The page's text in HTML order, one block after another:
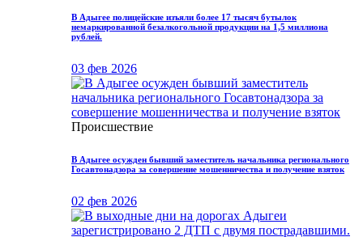
В Адыгее полицейские изъяли более 17 тысяч бутылок
немаркированной безалкогольной продукции на 1,5 миллиона
рублей.
03 фев 2026
Происшествие
В Адыгее осужден бывший заместитель начальника регионального
Госавтонадзора за совершение мошенничества и получение взяток
02 фев 2026